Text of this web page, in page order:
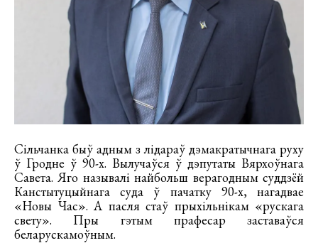
Сільчанка быў адным з лідараў дэмакратычнага руху
ў Гродне ў 90-х. Вылучаўся ў дэпутаты Вярхоўнага
Савета. Яго называлі найбольш верагодным суддзёй
Канстытуцыйнага суда ў пачатку 90-х, нагадвае
«Новы Час». А пасля стаў прыхільнікам «рускага
свету». Пры гэтым прафесар заставаўся
беларускамоўным.